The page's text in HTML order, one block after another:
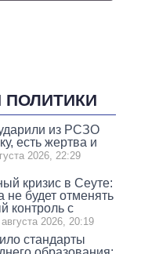
ПОЛИТИКИ
из РСЗО
есть жертва и
2026, 22:29
кризис в Сеуте:
не будет отменять
контроль с
2026, 20:19
стандарты